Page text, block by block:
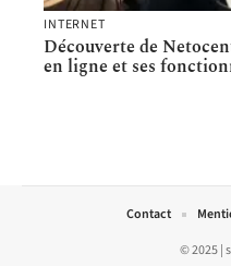
INTERNET
Découverte de
en ligne et ses
© 2025 |
Contact